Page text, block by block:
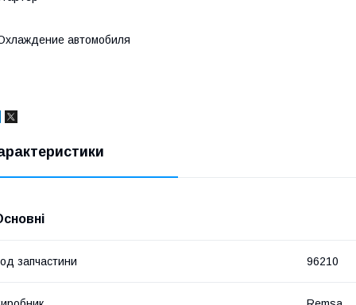
автомобиля
запчастини 96210